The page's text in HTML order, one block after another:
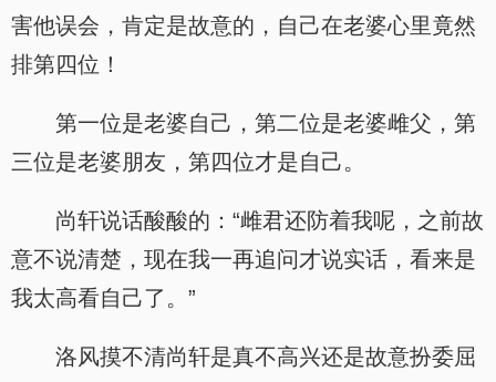
害他误会，肯定是故意的，自己在老婆心里竟然
排第四位！
第一位是老婆自己，第二位是老婆雌父，第
三位是老婆朋友，第四位才是自己。
尚轩说话酸酸的：“雌君还防着我呢，之前故
意不说清楚，现在我一再追问才说实话，看来是
我太高看自己了。”
洛风摸不清尚轩是真不高兴还是故意扮委屈